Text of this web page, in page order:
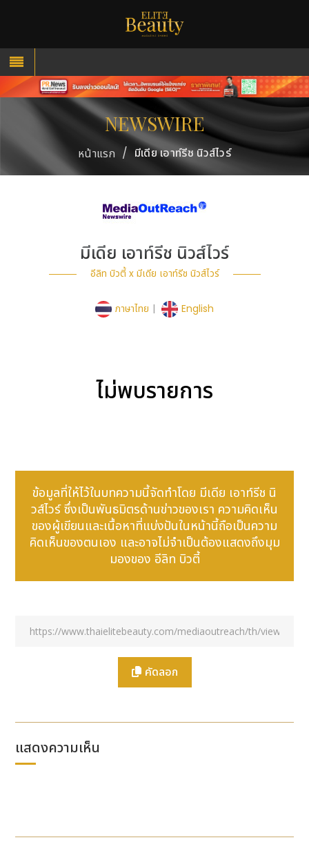
NEWSWIRE
หน้าแรก / มีเดีย เอาท์รีช นิวส์ไวร์
มีเดีย เอาท์รีช นิวส์ไวร์
อีลิท บิวตี้ x มีเดีย เอาท์รีช นิวส์ไวร์
ภาษาไทย | English
ไม่พบรายการ
ข้อมูลที่ให้ไว้ในบทความนี้จัดทำโดย มีเดีย เอาท์รีช นิ
วส์ไวร์ ซึ่งเป็นพันธมิตรด้านข่าวของเรา ความคิดเห็น
ของผู้เขียนและเนื้อหาที่แบ่งปันในหน้านี้ถือเป็นความ
คิดเห็นของตนเอง และอาจไม่จำเป็นต้องแสดงถึงมุม
มองของ อีลิท บิวตี้
คัดลอก
แสดงความเห็น